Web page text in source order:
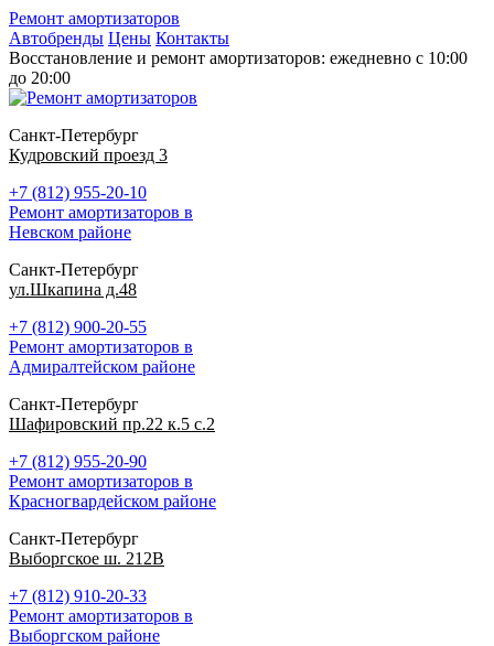
Ремонт амортизаторов
Автобренды Цены Контакты
Восстановление и ремонт амортизаторов: ежедневно с 10:00
до 20:00
Санкт-Петербург
Кудровский проезд 3
+7 (812) 955-20-10
Ремонт амортизаторов в
Невском районе
Санкт-Петербург
ул.Шкапина д.48
+7 (812) 900-20-55
Ремонт амортизаторов в
Адмиралтейском районе
Санкт-Петербург
Шафировский пр.22 к.5 с.2
+7 (812) 955-20-90
Ремонт амортизаторов в
Красногвардейском районе
Санкт-Петербург
Выборгское ш. 212В
+7 (812) 910-20-33
Ремонт амортизаторов в
Выборгском районе